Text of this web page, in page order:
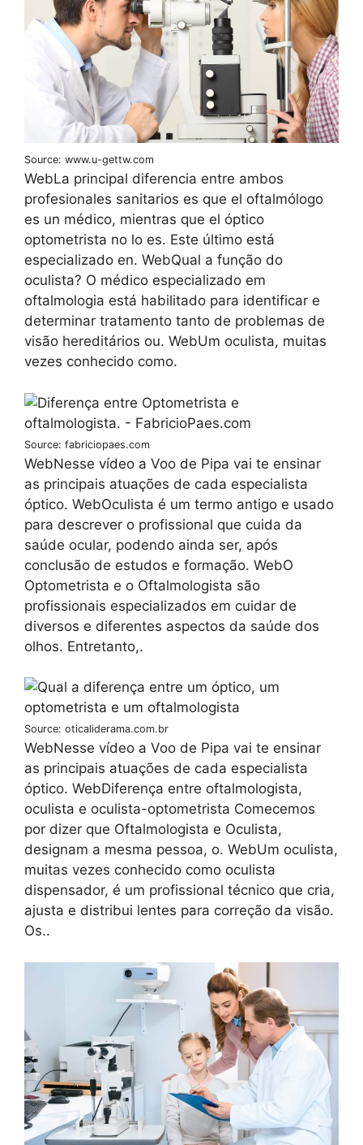
Source: www.u-gettw.com
WebLa principal diferencia entre ambos
profesionales sanitarios es que el oftalmólogo
es un médico, mientras que el óptico
optometrista no lo es. Este último está
especializado en. WebQual a função do
oculista? O médico especializado em
oftalmologia está habilitado para identificar e
determinar tratamento tanto de problemas de
visão hereditários ou. WebUm oculista, muitas
vezes conhecido como.
Source: fabriciopaes.com
WebNesse vídeo a Voo de Pipa vai te ensinar
as principais atuações de cada especialista
óptico. WebOculista é um termo antigo e usado
para descrever o profissional que cuida da
saúde ocular, podendo ainda ser, após
conclusão de estudos e formação. WebO
Optometrista e o Oftalmologista são
profissionais especializados em cuidar de
diversos e diferentes aspectos da saúde dos
olhos. Entretanto,.
Source: oticaliderama.com.br
WebNesse vídeo a Voo de Pipa vai te ensinar
as principais atuações de cada especialista
óptico. WebDiferença entre oftalmologista,
oculista e oculista-optometrista Comecemos
por dizer que Oftalmologista e Oculista,
designam a mesma pessoa, o. WebUm oculista,
muitas vezes conhecido como oculista
dispensador, é um profissional técnico que cria,
ajusta e distribui lentes para correção da visão.
Os..